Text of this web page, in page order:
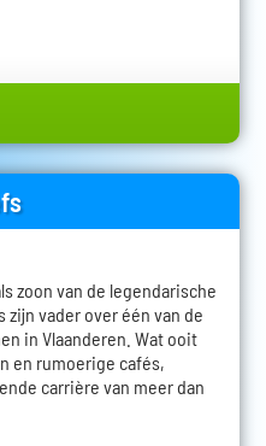
zoon van de legendarische
vader over één van de
in Vlaanderen. Wat ooit
en rumoerige cafés,
carrière van meer dan